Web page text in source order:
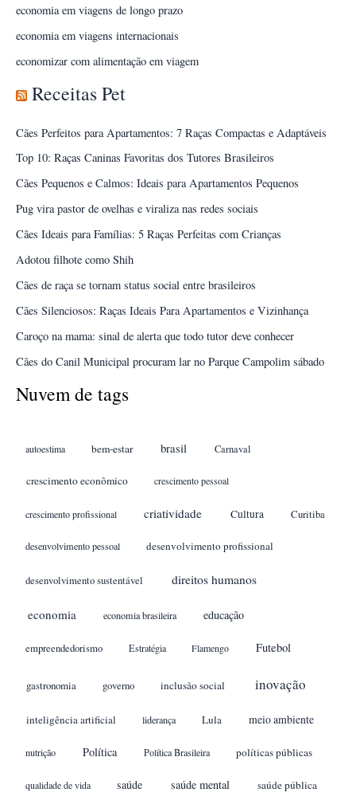
economia em viagens de longo prazo
economia em viagens internacionais
economizar com alimentação em viagem
Receitas Pet
Cães Perfeitos para Apartamentos: 7 Raças Compactas e Adaptáveis
Top 10: Raças Caninas Favoritas dos Tutores Brasileiros
Cães Pequenos e Calmos: Ideais para Apartamentos Pequenos
Pug vira pastor de ovelhas e viraliza nas redes sociais
Cães Ideais para Famílias: 5 Raças Perfeitas com Crianças
Adotou filhote como Shih
Cães de raça se tornam status social entre brasileiros
Cães Silenciosos: Raças Ideais Para Apartamentos e Vizinhança
Caroço na mama: sinal de alerta que todo tutor deve conhecer
Cães do Canil Municipal procuram lar no Parque Campolim sábado
Nuvem de tags
autoestima bem-estar brasil Carnaval
crescimento econômico crescimento pessoal
crescimento profissional criatividade Cultura Curitiba
desenvolvimento pessoal desenvolvimento profissional
desenvolvimento sustentável direitos humanos
economia economia brasileira educação
empreendedorismo Estratégia Flamengo Futebol
gastronomia governo inclusão social inovação
inteligência artificial liderança Lula meio ambiente
nutrição Política Política Brasileira políticas públicas
qualidade de vida saúde saúde mental saúde pública